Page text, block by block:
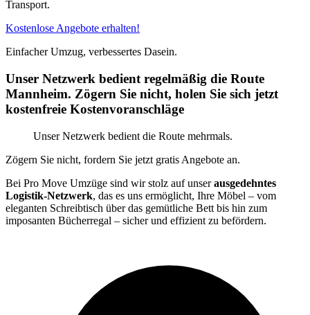
Transport.
Kostenlose Angebote erhalten!
Einfacher Umzug, verbessertes Dasein.
Unser Netzwerk bedient regelmäßig die Route
Mannheim. Zögern Sie nicht, holen Sie sich jetzt
kostenfreie Kostenvoranschläge
Unser Netzwerk bedient die Route mehrmals.
Zögern Sie nicht, fordern Sie jetzt gratis Angebote an.
Bei Pro Move Umzüge sind wir stolz auf unserausgedehntes
Logistik-Netzwerk, das es uns ermöglicht, Ihre Möbel – vom
eleganten Schreibtisch über das gemütliche Bett bis hin zum
imposanten Bücherregal – sicher und effizient zu befördern.